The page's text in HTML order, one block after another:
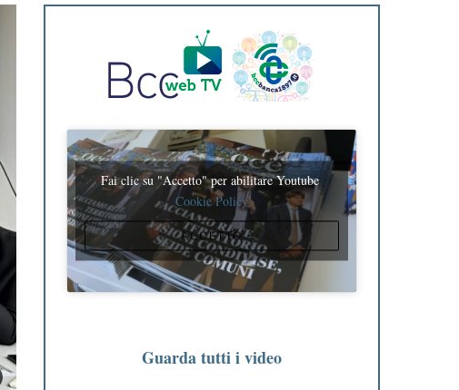
Fai clic su "Accetto" per abilitare Youtube
Cookie Policy
ACCETTO
Guarda tutti i video